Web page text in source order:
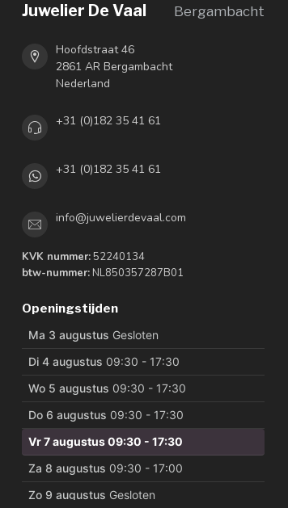
Juwelier De Vaal Bergambacht
Hoofdstraat 46
2861 AR Bergambacht
Nederland
+31 (0)182 35 41 61
+31 (0)182 35 41 61
info@juwelierdevaal.com
KVK nummer: 52240134
btw-nummer: NL850357287B01
Openingstijden